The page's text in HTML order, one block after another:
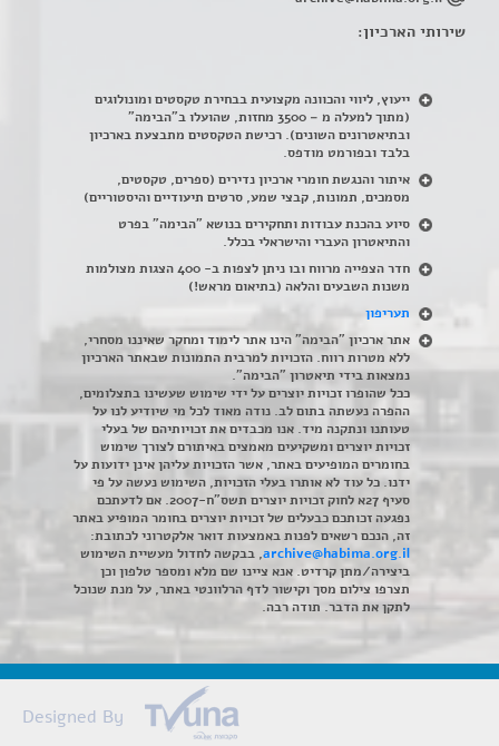
שירותי הארכיון:
ייעוץ, ליווי והכוונה מקצועית בבחירת טקסטים ומונולוגים
(מתוך למעלה מ – 3500 מחזות, שהועלו ב"הבימה"
ובתיאטרונים השונים). רכישת הטקסטים מתבצעת בארכיון
בלבד ובפורמט מודפס.
איתור והנגשת חומרי ארכיון נדירים (ספרים, טקסטים,
מסמכים, תמונות, קבצי שמע, סרטים תיעודיים והיסטוריים)
סיוע בהכנת עבודות ותחקירים בנושא "הבימה" בפרט
והתיאטרון העברי והישראלי בכלל.
חדר הצפייה מרווח ובו ניתן לצפות ב- 400 הצגות מצולמות
משנות השבעים והלאה (בתיאום מראש!)
תעריפון
אתר ארכיון "הבימה" הינו אתר לימוד ומחקר שאיננו מסחרי,
ללא מטרות רווח. הזכויות למרבית התמונות שבאתר הארכיון
נמצאות בידי תיאטרון "הבימה".
ככל שהופרו זכויות יוצרים על ידי שימוש שעשינו בתצלומים,
ההפרה נעשתה בתום לב. נודה מאוד לכל מי שיודיע לנו על
טעותנו ונתקנה מיד. אנו מכבדים את זכויותיהם של בעלי
זכויות יוצרים ומשקיעים מאמצים באיתורם לצורך שימוש
בחומרים המופיעים באתר, אשר הזכויות עליהן אינן ידועות על
ידנו. כל עוד לא אותרו בעלי הזכויות, השימוש נעשה על פי
סעיף 27א לחוק זכויות יוצרים תשס"ח-2007. אם לדעתכם
נפגעה זכותכם כבעלים של זכויות יוצרים בחומר המופיע באתר
זה, הנכם רשאים לפנות באמצעות דואר אלקטרוני לכתובת:
archive@habima.org.il, בבקשה לחדול מעשיית השימוש
ביצירה/מתן קרדיט. אנא ציינו שם מלא ומספר טלפון וכן
תצרפו צילום מסך וקישור לדף הרלוונטי באתר, על מנת שנוכל
לתקן את הדבר. תודה רבה.
Designed By